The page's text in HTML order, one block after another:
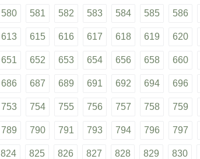
580 581 582 583 584 585 586
613 615 616 617 618 619 620
651 652 653 654 656 658 660
686 687 689 691 692 694 696
753 754 755 756 757 758 759
789 790 791 793 794 796 797
824 825 826 827 828 829 830